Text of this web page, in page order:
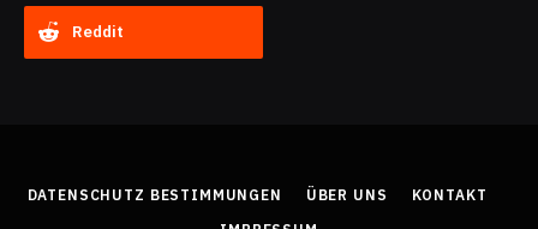
Reddit
DATENSCHUTZ BESTIMMUNGEN ÜBER UNS
KONTAKT